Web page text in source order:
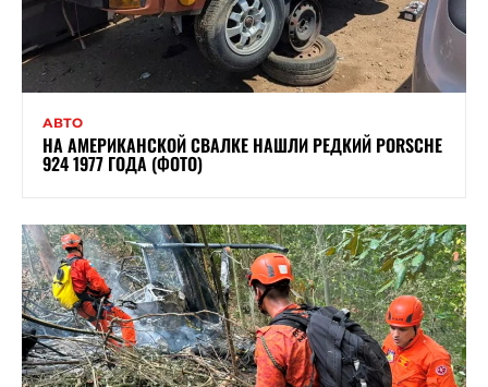
АВТО
НА АМЕРИКАНСКОЙ СВАЛКЕ НАШЛИ РЕДКИЙ PORSCHE
924 1977 ГОДА (ФОТО)